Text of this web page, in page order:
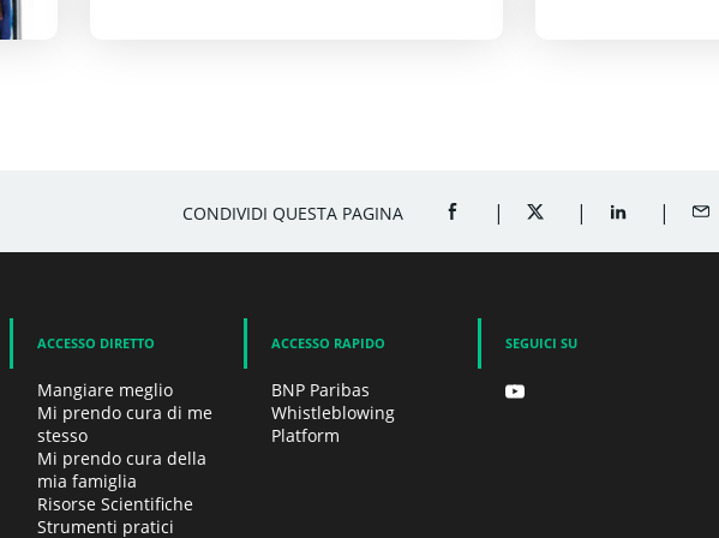
CONDIVIDI QUESTA PAGINA CONDIVIDI SU FACEBOOK (APRE
CONDIVIDI SU TWITTER
CONDIVIDI
ACCESSO DIRETTO
Mangiare meglio
Mi prendo cura di me
stesso
Mi prendo cura della
mia famiglia
Risorse Scientifiche
Strumenti pratici
ACCESSO RAPIDO
BNP Paribas
Whistleblowing
Platform
SEGUICI SU